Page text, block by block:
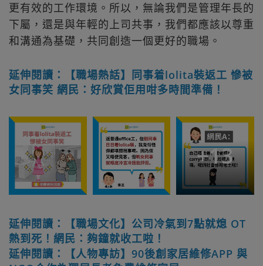
更有效的工作環境。所以，無論我們是管理年長的
下屬，還是與年輕的上司共事，我們都應該以尊重
和溝通為基礎，共同創造一個更好的職場。
延伸閱讀：【職場熱話】同事着lolita裝返工 慘被
女同事笑 網民：好欣賞佢用咁多時間準備！
+13
延伸閱讀：【職場文化】公司冷氣到7點就熄 OT
熱到死！網民：夠鐘就收工啦！
延伸閱讀：【人物專訪】90後創家居維修APP 與